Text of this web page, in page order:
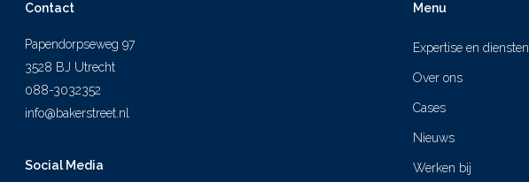
Contact
Papendorpseweg 97
3528 BJ Utrecht
088-3032352
info@bakerstreet.nl
Social Media
Menu
Expertise en diensten
Over ons
Cases
Nieuws
Werken bij